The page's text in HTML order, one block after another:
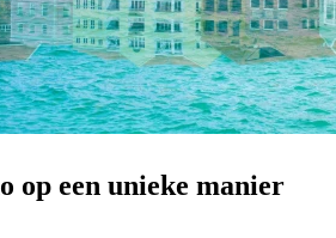
op een unieke manier